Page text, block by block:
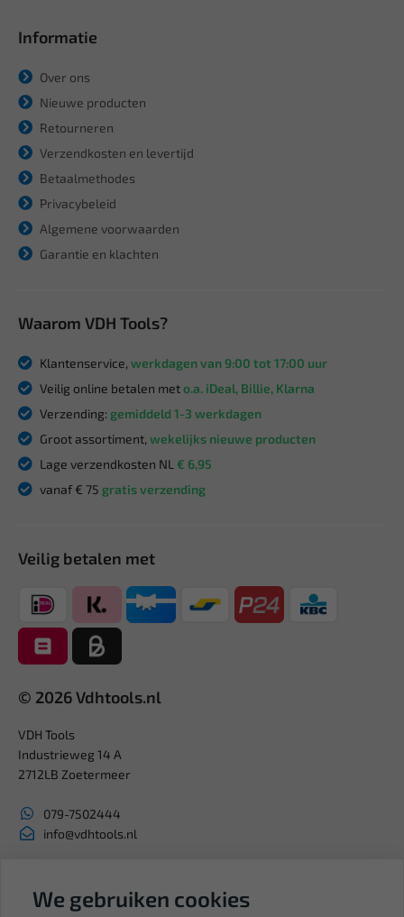
Informatie
Over ons
Nieuwe producten
Retourneren
Verzendkosten en levertijd
Betaalmethodes
Privacybeleid
Algemene voorwaarden
Garantie en klachten
Waarom VDH Tools?
Klantenservice, werkdagen van 9:00 tot 17:00 uur
Veilig online betalen meto.a. iDeal, Billie, Klarna
Verzending: gemiddeld 1-3 werkdagen
Groot assortiment, wekelijks nieuwe producten
Lage verzendkosten NL € 6,95
vanaf € 75 gratis verzending
Veilig betalen met
© 2026 Vdhtools.nl
VDH Tools
Industrieweg 14 A
2712LB Zoetermeer
079-7502444
info@vdhtools.nl
BTW: NL819958657B01
We gebruiken cookies